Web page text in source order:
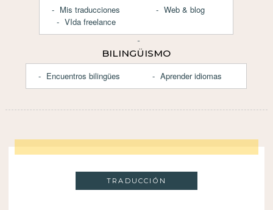
Mis traducciones
VIda freelance
Web & blog
BILINGÜISMO
Encuentros bilingües
Aprender idiomas
TRADUCCIÓN